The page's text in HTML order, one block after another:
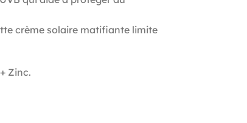
crème solaire matifiante limite
Zinc.